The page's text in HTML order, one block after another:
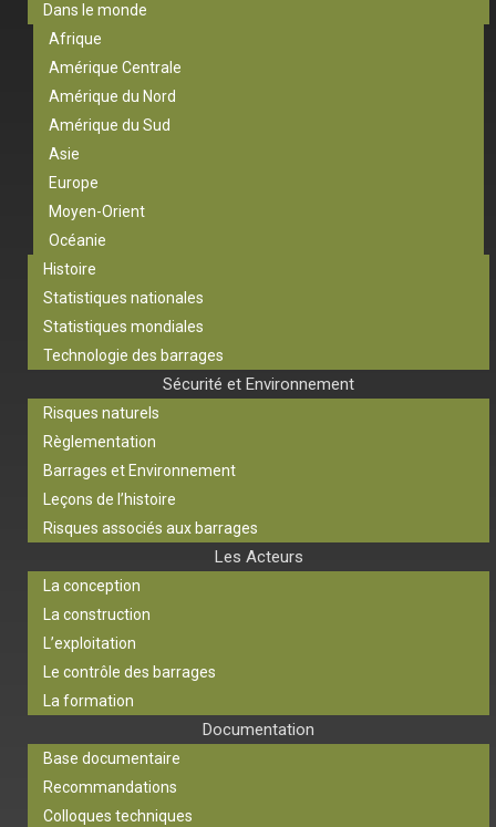
Dans le monde
Afrique
Amérique Centrale
Amérique du Nord
Amérique du Sud
Asie
Europe
Moyen-Orient
Océanie
Histoire
Statistiques nationales
Statistiques mondiales
Technologie des barrages
Sécurité et Environnement
Risques naturels
Règlementation
Barrages et Environnement
Leçons de l’histoire
Risques associés aux barrages
Les Acteurs
La conception
La construction
L’exploitation
Le contrôle des barrages
La formation
Documentation
Base documentaire
Recommandations
Colloques techniques